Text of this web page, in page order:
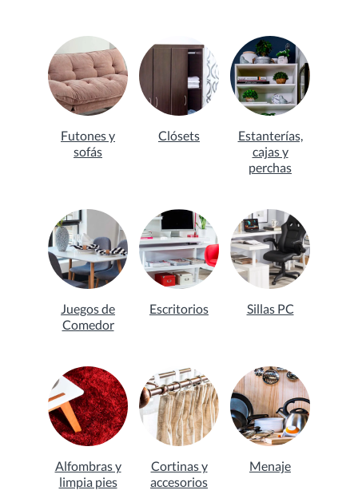
Futones y
sofás
Clósets
Estanterías,
cajas y
perchas
Juegos de
Comedor
Escritorios Sillas PC
Alfombras y
limpia pies
Cortinas y
accesorios
Menaje